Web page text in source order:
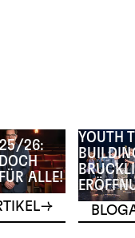
25/26:
ALLE!
YOUTH